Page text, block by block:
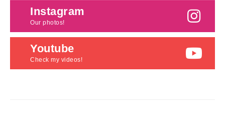
Instagram
Our photos!
Youtube
Check my videos!